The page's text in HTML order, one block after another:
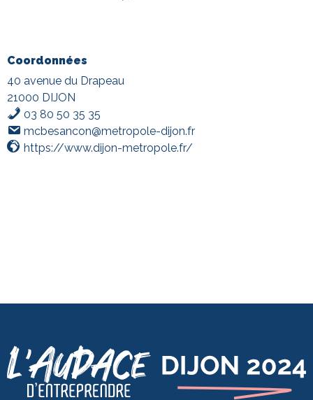
Coordonnées
40 avenue du Drapeau
21000 DIJON
03 80 50 35 35
mcbesancon@metropole-dijon.fr
https://www.dijon-metropole.fr/